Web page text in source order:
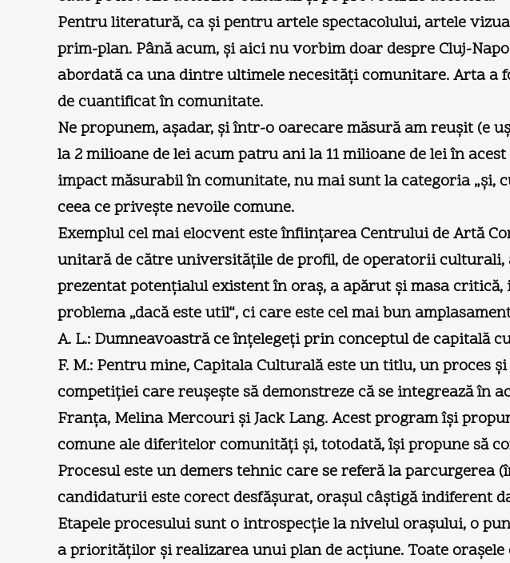
Pentru literatură, ca şi pentru artele spectacolului, artele
prim-plan. Până acum, şi aici nu vorbim doar despre Cluj-
abordată ca una dintre ultimele necesităţi comunitare. Arta
de cuantificat în comunitate.
Ne propunem, aşadar, şi într-o oarecare măsură am reuşit (e
la 2 milioane de lei acum patru ani la 11 milioane de lei în
impact măsurabil în comunitate, nu mai sunt la categoria „şi,
ceea ce priveşte nevoile comune.
Exemplul cel mai elocvent este înfiinţarea Centrului de Artă
unitară de către universităţile de profil, de operatorii
prezentat potenţialul existent în oraş, a apărut şi masa
problema „dacă este util“, ci care este cel mai bun
A. L.: Dumneavoastră ce înţelegeţi prin conceptul de capitală
F. M.: Pentru mine, Capitala Culturală este un titlu, un
competiţiei care reuşeşte să demonstreze că se integrează
Franţa, Melina Mercouri şi Jack Lang. Acest program îşi
comune ale diferitelor comunităţi şi, totodată, îşi propune să
Procesul este un demers tehnic care se referă la
candidaturii este corect desfăşurat, oraşul câştigă indiferent
Etapele procesului sunt o introspecţie la nivelul oraşului, o
a priorităţilor şi realizarea unui plan de acţiune. Toate